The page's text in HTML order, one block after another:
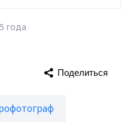
года
Поделиться